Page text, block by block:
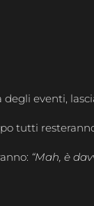
degli eventi,
tutti
“Mah, è